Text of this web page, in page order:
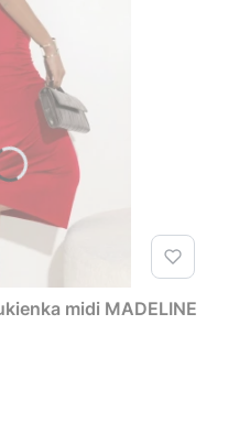
midi MADELINE